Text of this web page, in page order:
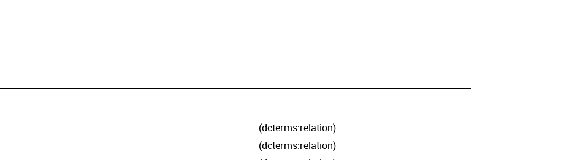
(dcterms:relation)
(dcterms:relation)